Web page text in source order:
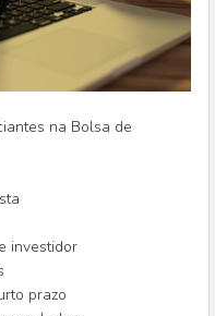
na Bolsa de
investidor
prazo